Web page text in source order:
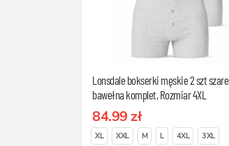
Lonsdale bokserki męskie 2 szt szare
bawełna komplet, Rozmiar 4XL
84.99 zł
XL XXL M L 4XL 3XL